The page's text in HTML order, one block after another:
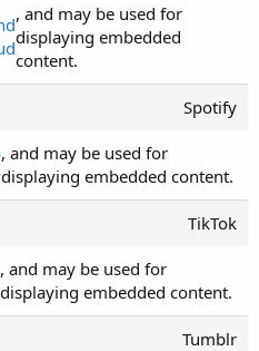
, and may be used for
displaying embedded
content.
Spotify
, and may be used for
displaying embedded content.
TikTok
, and may be used for
displaying embedded content.
Tumblr